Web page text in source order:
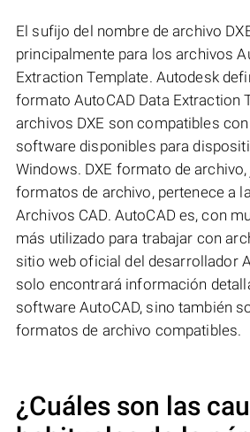
El sufijo del nombre de archivo
principalmente para los archivos
Extraction Template. Autodesk
formato AutoCAD Data Extraction
archivos DXE son compatibles
software disponibles para
Windows. DXE formato de
formatos de archivo, pertenece a
Archivos CAD. AutoCAD es, con
más utilizado para trabajar con
sitio web oficial del desarrollador
solo encontrará información
software AutoCAD, sino también
formatos de archivo compatibles.
¿Cuáles son las